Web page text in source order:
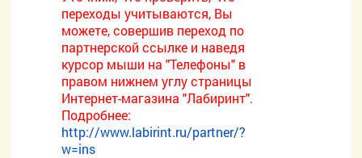
переходы учитываются, Вы
можете, совершив переход по
партнерской ссылке и наведя
курсор мыши на "Телефоны" в
правом нижнем углу страницы
Интернет-магазина "Лабиринт".
Подробнее:
http://www.labirint.ru/partner/?
w=ins